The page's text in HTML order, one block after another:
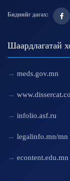
Биднийг дагах:
Шаардлагатай
meds.gov.mn
infolio.asf.ru
legalinfo.mn/mn
econtent.edu.mn